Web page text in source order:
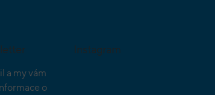
a my vám
o
Instagram